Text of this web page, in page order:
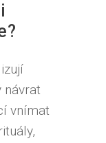
návrat
vnímat